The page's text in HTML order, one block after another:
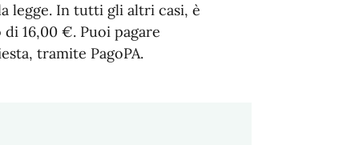
legge. In tutti gli altri casi, è
16,00 €. Puoi pagare
tramite PagoPA.